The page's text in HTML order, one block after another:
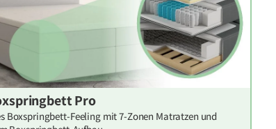
Pro
Boxspringbett-Feeling mit 7-Zonen Matratzen und